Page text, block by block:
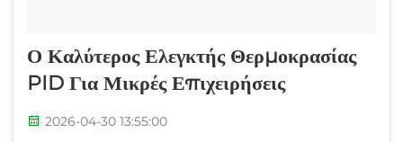
Ο Καλύτερος Ελεγκτής Θερμοκρασίας
PID Για Μικρές Επιχειρήσεις
2026-04-30 13:55:00